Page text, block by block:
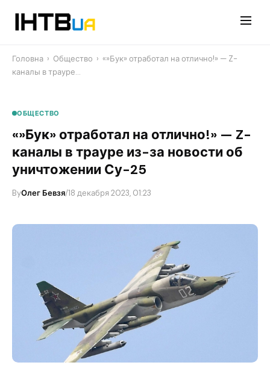
Головна › Общество › «»Бук» отработал на отлично!» — Z-
каналы в трауре…
ОБЩЕСТВО
«»Бук» отработал на отлично!» — Z-
каналы в трауре из-за новости об
уничтожении Су-25
ByОлег Бевзя/18 декабря 2023, 01:23